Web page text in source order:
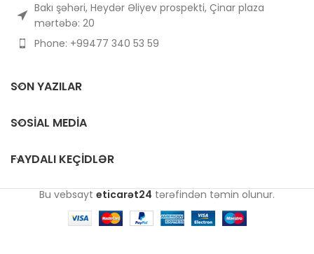
Bakı şəhəri, Heydər Əliyev prospekti, Çinar plaza
mərtəbə: 20
Phone: +99477 340 53 59
SON YAZILAR
SOSIAL MEDIA
FAYDALI KEÇIDLƏR
Bu vebsayt eticarət24 tərəfindən təmin olunur.